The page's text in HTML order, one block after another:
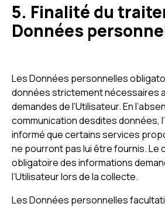
5. Finalité du
Données
Les Données personnelles
données strictement nécessaires
demandes de l’Utilisateur. En
communication desdites données,
informé que certains services
ne pourront pas lui être fournis. Le
obligatoire des informations
l’Utilisateur lors de la collecte.
Les Données personnelles